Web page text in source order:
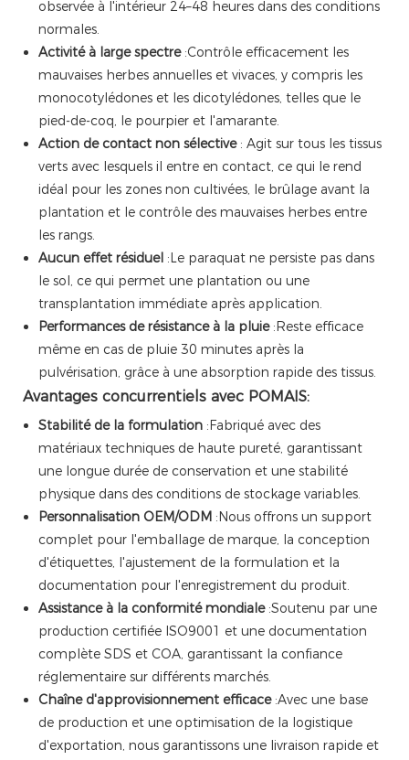
observée à l'intérieur 24–48 heures dans des conditions
normales.
Activité à large spectre :Contrôle efficacement les
mauvaises herbes annuelles et vivaces, y compris les
monocotylédones et les dicotylédones, telles que le
pied-de-coq, le pourpier et l'amarante.
Action de contact non sélective : Agit sur tous les tissus
verts avec lesquels il entre en contact, ce qui le rend
idéal pour les zones non cultivées, le brûlage avant la
plantation et le contrôle des mauvaises herbes entre
les rangs.
Aucun effet résiduel :Le paraquat ne persiste pas dans
le sol, ce qui permet une plantation ou une
transplantation immédiate après application.
Performances de résistance à la pluie :Reste efficace
même en cas de pluie 30 minutes après la
pulvérisation, grâce à une absorption rapide des tissus.
Avantages concurrentiels avec POMAIS:
Stabilité de la formulation :Fabriqué avec des
matériaux techniques de haute pureté, garantissant
une longue durée de conservation et une stabilité
physique dans des conditions de stockage variables.
Personnalisation OEM/ODM :Nous offrons un support
complet pour l'emballage de marque, la conception
d'étiquettes, l'ajustement de la formulation et la
documentation pour l'enregistrement du produit.
Assistance à la conformité mondiale :Soutenu par une
production certifiée ISO9001 et une documentation
complète SDS et COA, garantissant la confiance
réglementaire sur différents marchés.
Chaîne d'approvisionnement efficace :Avec une base
de production et une optimisation de la logistique
d'exportation, nous garantissons une livraison rapide et